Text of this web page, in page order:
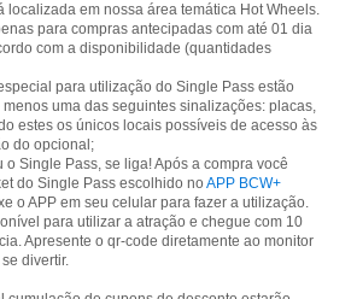
localizada em nossa área temática Hot Wheels.
para compras antecipadas com até 01 dia
com a disponibilidade (quantidades
para utilização do Single Pass estão
uma das seguintes sinalizações: placas,
estes os únicos locais possíveis de acesso às
do opcional;
o Single Pass, se liga! Após a compra você
do Single Pass escolhido no APP BCW+
o APP em seu celular para fazer a utilização.
para utilizar a atração e chegue com 10
Apresente o qr-code diretamente ao monitor
divertir.